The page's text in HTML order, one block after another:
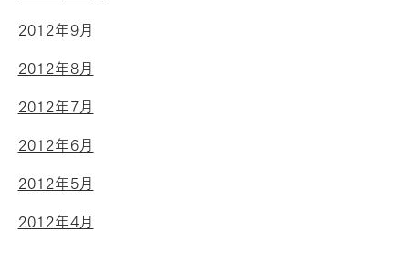
2012年9月
2012年8月
2012年7月
2012年6月
2012年5月
2012年4月